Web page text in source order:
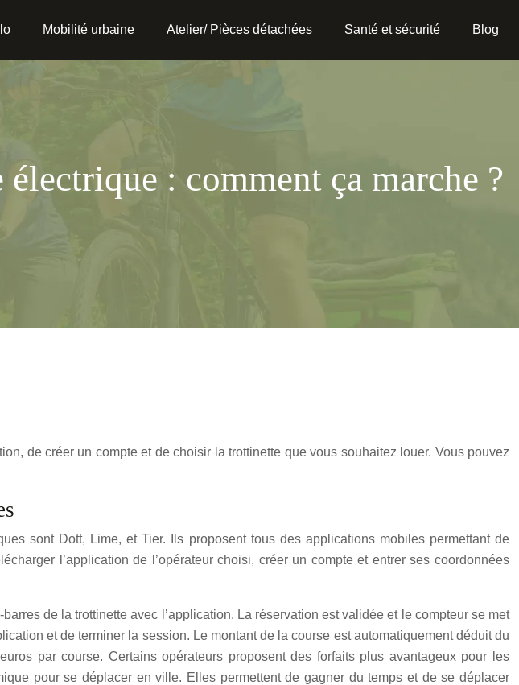
Mobilité urbaine Atelier/ Pièces détachées Santé et sécurité Blog
: comment ça marche ?
de créer un compte et de choisir la trottinette que vous souhaitez louer. Vous pouvez
sont Dott, Lime, et Tier. Ils proposent tous des applications mobiles permettant de
l’application de l’opérateur choisi, créer un compte et entrer ses coordonnées
de la trottinette avec l’application. La réservation est validée et le compteur se met
et de terminer la session. Le montant de la course est automatiquement déduit du
par course. Certains opérateurs proposent des forfaits plus avantageux pour les
pour se déplacer en ville. Elles permettent de gagner du temps et de se déplacer